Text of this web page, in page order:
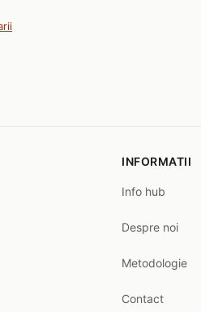
INFORMATII
Info hub
Despre noi
Metodologie
Contact